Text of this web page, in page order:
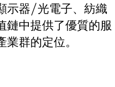
示器/光電子、紡織
鏈中提供了優質的服
群的定位。